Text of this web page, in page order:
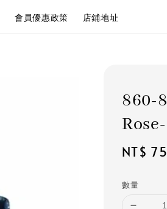
會員優惠政策 店鋪地址
860-
Sale
NT$
數量